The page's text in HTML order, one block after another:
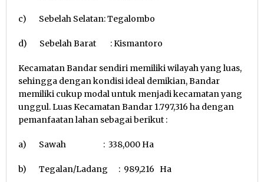
c) Sebelah Selatan: Tegalombo
d) Sebelah Barat : Kismantoro
Kecamatan Bandar sendiri memiliki wilayah yang luas,
sehingga dengan kondisi ideal demikian, Bandar
memiliki cukup modal untuk menjadi kecamatan yang
unggul. Luas Kecamatan Bandar 1.797,316 ha dengan
pemanfaatan lahan sebagai berikut :
a) Sawah : 338,000 Ha
b) Tegalan/Ladang : 989,216 Ha